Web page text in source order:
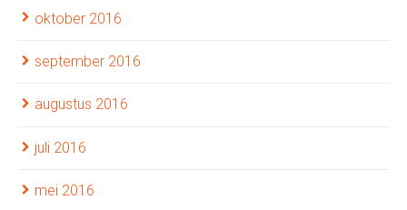
oktober 2016
september 2016
augustus 2016
juli 2016
mei 2016